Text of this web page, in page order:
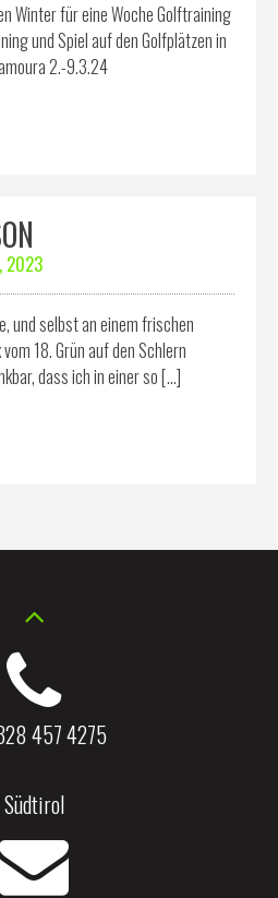
Winter für eine Woche Golftraining
und Spiel auf den Golfplätzen in
2.-9.3.24
2023
und selbst an einem frischen
18. Grün auf den Schlern
dass ich in einer so […]
457 4275
Südtirol